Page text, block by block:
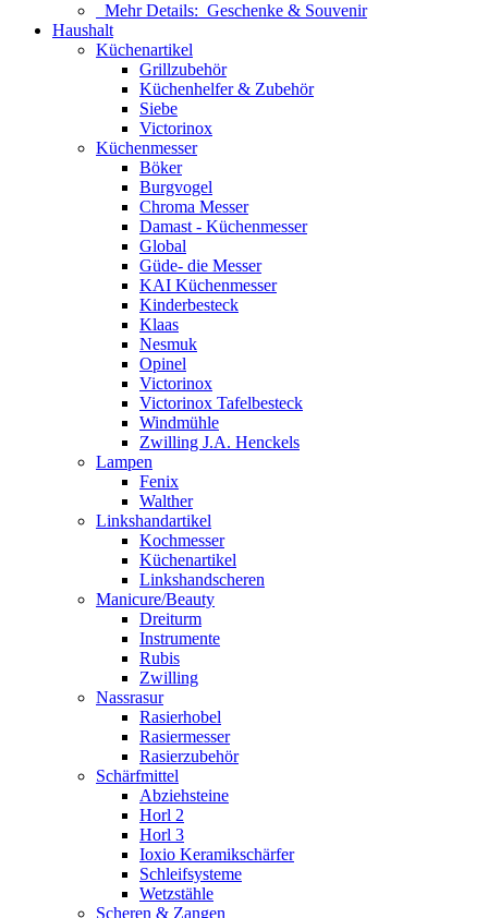
Mehr Details: Geschenke & Souvenir
Haushalt
Küchenartikel
Grillzubehör
Küchenhelfer & Zubehör
Siebe
Victorinox
Küchenmesser
Böker
Burgvogel
Chroma Messer
Damast - Küchenmesser
Global
Güde- die Messer
KAI Küchenmesser
Kinderbesteck
Klaas
Nesmuk
Opinel
Victorinox
Victorinox Tafelbesteck
Windmühle
Zwilling J.A. Henckels
Lampen
Fenix
Walther
Linkshandartikel
Kochmesser
Küchenartikel
Linkshandscheren
Manicure/Beauty
Dreiturm
Instrumente
Rubis
Zwilling
Nassrasur
Rasierhobel
Rasiermesser
Rasierzubehör
Schärfmittel
Abziehsteine
Horl 2
Horl 3
Ioxio Keramikschärfer
Schleifsysteme
Wetzstähle
Scheren & Zangen